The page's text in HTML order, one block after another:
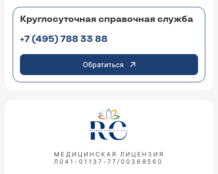
Круглосуточная справочная служба
+7 (495) 788 33 88
Обратиться
МЕДИЦИНСКАЯ ЛИЦЕНЗИЯ
Л041-01137-77/00368560